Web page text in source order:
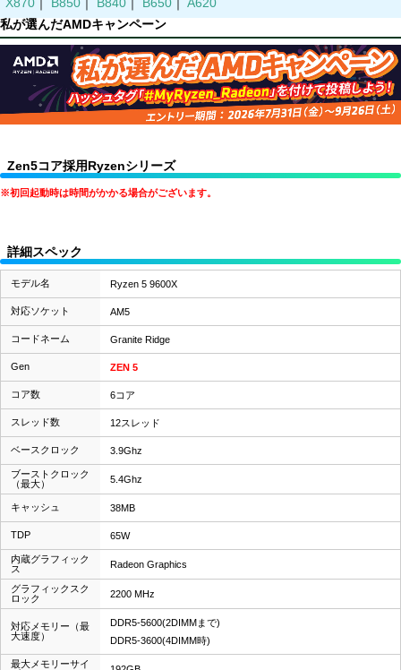
私が選んだAMDキャンペーン
Zen5コア採用Ryzenシリーズ
※初回起動時は時間がかかる場合がございます。
詳細スペック
モデル名 Ryzen 5 9600X
対応ソケット AM5
コードネーム Granite Ridge
Gen ZEN 5
コア数 6コア
スレッド数 12スレッド
ベースクロック 3.9Ghz
ブーストクロック
（最大）
5.4Ghz
キャッシュ 38MB
TDP 65W
内蔵グラフィック
ス
Radeon Graphics
グラフィックスク
ロック
2200 MHz
対応メモリー（最
大速度）
DDR5-5600(2DIMMまで)
DDR5-3600(4DIMM時)
最大メモリーサイ